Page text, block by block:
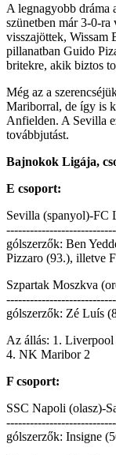
A legnagyobb dráma
szünetben már 3-0-ra
visszajöttek, Wissam
pillanatban Guido
britekre, akik biztos
Még az a
Mariborral, de így is
Anfielden. A Sevilla
továbbjutást.
Bajnokok Ligája,
E csoport:
Sevilla (spanyol)-FC
gólszerzők: Ben
Pizzaro (93.), illetve
Szpartak Moszkva
gólszerzők: Zé Luís
Az állás: 1.
4. NK Maribor 2
F csoport:
SSC Napoli (olasz)-
gólszerzők: Insigne